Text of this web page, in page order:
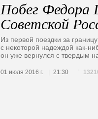
Побег Федора
Советской
Из первой поездки за
с некоторой надеждой как-
он уже вернулся с твердым
01 июля 2016 г. 21:30